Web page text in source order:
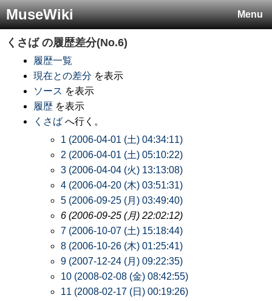
Menu
MuseWiki
くさばの履歴差分(No.6)
履歴一覧
現在との差分 を表示
ソース を表示
履歴 を表示
くさば へ行く。
1 (2006-04-01 (土) 04:34:11)
2 (2006-04-01 (土) 05:10:22)
3 (2006-04-04 (火) 13:13:08)
4 (2006-04-20 (木) 03:51:31)
5 (2006-09-25 (月) 03:49:40)
6 (2006-09-25 (月) 22:02:12)
7 (2006-10-07 (土) 15:18:44)
8 (2006-10-26 (木) 01:25:41)
9 (2007-12-24 (月) 09:22:35)
10 (2008-02-08 (金) 08:42:55)
11 (2008-02-17 (日) 00:19:26)